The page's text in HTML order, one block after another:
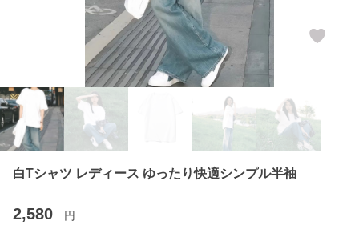
白Tシャツ レディース ゆったり快適シンプル半袖
2,580 円